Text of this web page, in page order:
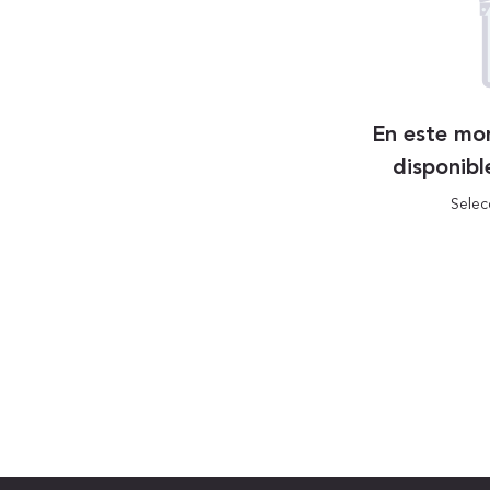
En este